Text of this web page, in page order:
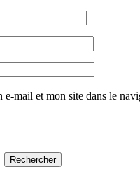
mail et mon site dans le
Rechercher